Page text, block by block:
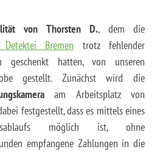
von Thorsten D., dem die
Bremen trotz fehlender
geschenkt hatten, von unseren
gestellt. Zunächst wird die
am Arbeitsplatz von
festgestellt, dass es mittels eines
möglich ist, ohne
empfangene Zahlungen in die